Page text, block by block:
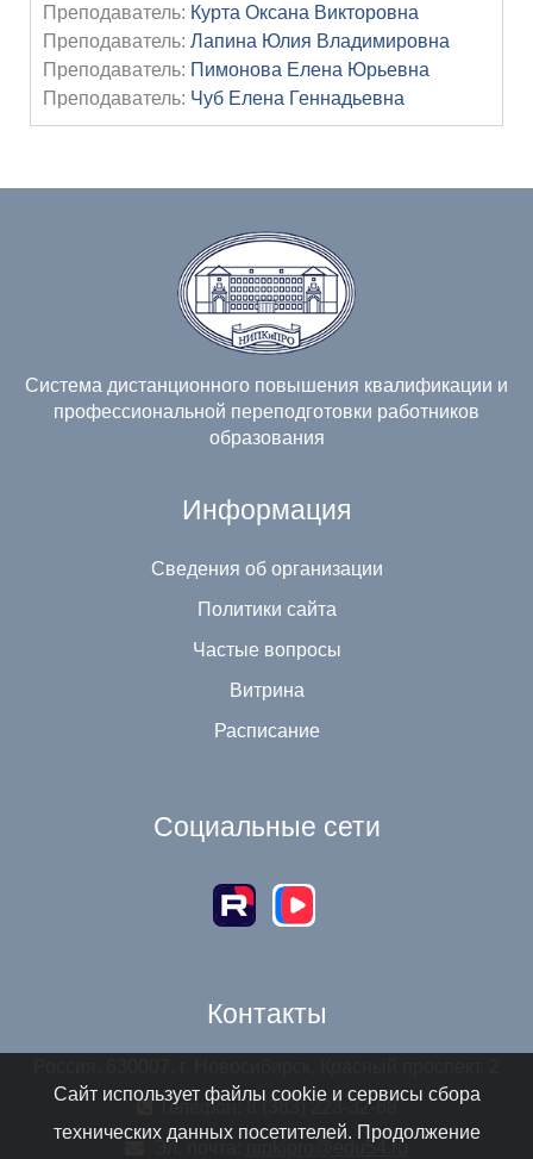
Преподаватель: Курта Оксана Викторовна
Преподаватель: Лапина Юлия Владимировна
Преподаватель: Пимонова Елена Юрьевна
Преподаватель: Чуб Елена Геннадьевна
Система дистанционного повышения квалификации и
профессиональной переподготовки работников
образования
Информация
Сведения об организации
Политики сайта
Частые вопросы
Витрина
Расписание
Социальные сети
Контакты
Телефон: 8 (383) 223-32-68
Эл. почта:
nipkipro@edu54.ru
Сайт использует файлы cookie и сервисы сбора
технических данных посетителей. Продолжение